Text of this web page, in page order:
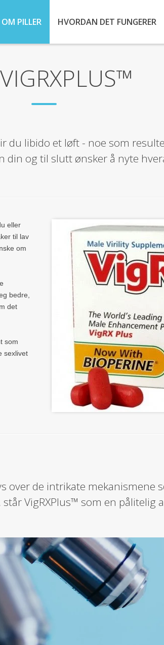
OM PILLER HVORDAN DET FUNGERER
du libido et løft - noe som
din og til slutt ønsker å nyte
eller
til lav
om
bedre,
det
som
sexlivet
over de intrikate mekanismene
VigRXPlus™ som en pålitelig